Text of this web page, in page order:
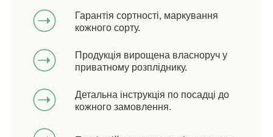
Гарантія сортності, маркування
кожного сорту.
Продукція вирощена власноруч у
приватному розпліднику.
Детальна інструкція по посадці до
кожного замовлення.